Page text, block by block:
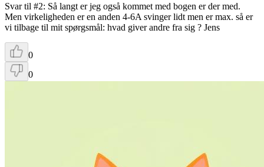
Svar til #2: Så langt er jeg også kommet med bogen er der med.
Men virkeligheden er en anden 4-6A svinger lidt men er max. så er
vi tilbage til mit spørgsmål: hvad giver andre fra sig ? Jens
0
0